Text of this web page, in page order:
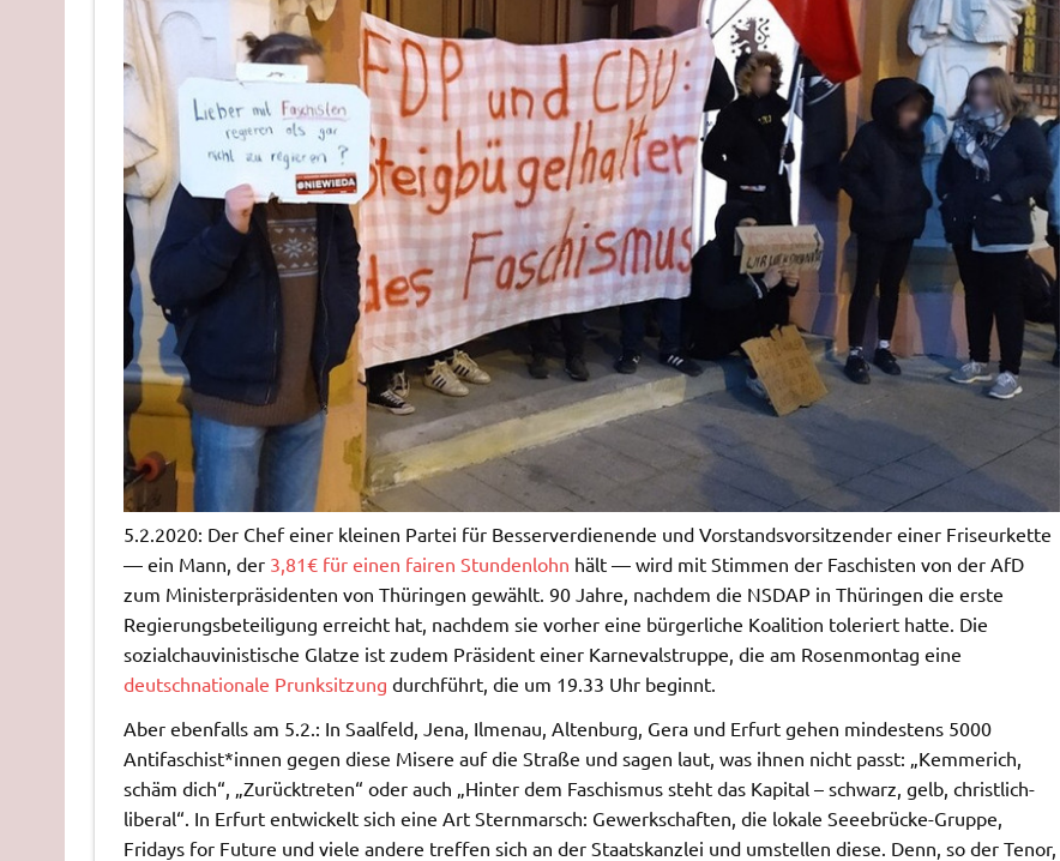
5.2.2020: Der Chef einer kleinen Partei für Besserverdienende und Vorstandsvorsitzender einer Friseurkette
— ein Mann, der 3,81€ für einen fairen Stundenlohn hält — wird mit Stimmen der Faschisten von der AfD
zum Ministerpräsidenten von Thüringen gewählt. 90 Jahre, nachdem die NSDAP in Thüringen die erste
Regierungsbeteiligung erreicht hat, nachdem sie vorher eine bürgerliche Koalition toleriert hatte. Die
sozialchauvinistische Glatze ist zudem Präsident einer Karnevalstruppe, die am Rosenmontag eine
deutschnationale Prunksitzung durchführt, die um 19.33 Uhr beginnt.
Aber ebenfalls am 5.2.: In Saalfeld, Jena, Ilmenau, Altenburg, Gera und Erfurt gehen mindestens 5000
Antifaschist*innen gegen diese Misere auf die Straße und sagen laut, was ihnen nicht passt: „Kemmerich,
schäm dich“, „Zurücktreten“ oder auch „Hinter dem Faschismus steht das Kapital – schwarz, gelb, christlich-
liberal“. In Erfurt entwickelt sich eine Art Sternmarsch: Gewerkschaften, die lokale Seeebrücke-Gruppe,
Fridays for Future und viele andere treffen sich an der Staatskanzlei und umstellen diese. Denn, so der Tenor,